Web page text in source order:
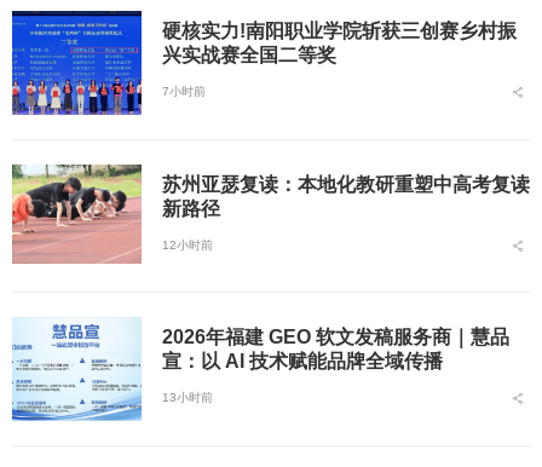
硬核实力!南阳职业学院斩获三创赛乡村振
兴实战赛全国二等奖
7小时前
苏州亚瑟复读：本地化教研重塑中高考复读
新路径
12小时前
2026年福建 GEO 软文发稿服务商｜慧品
宣：以 AI 技术赋能品牌全域传播
13小时前